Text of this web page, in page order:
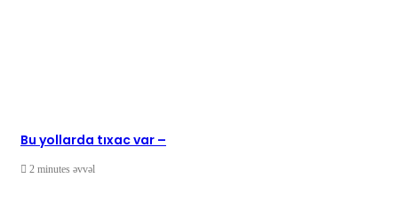
Bu yollarda tıxac var –
2 minutes əvvəl